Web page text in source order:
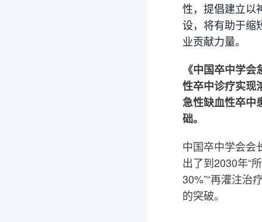
性，提倡建立以
设，将有助于缩
业贡献力量。
《中国卒中学
性卒中诊疗实现
急性缺血性卒中
础。
中国卒中学会
出了到2030年“
30%”“再灌注治
的突破。